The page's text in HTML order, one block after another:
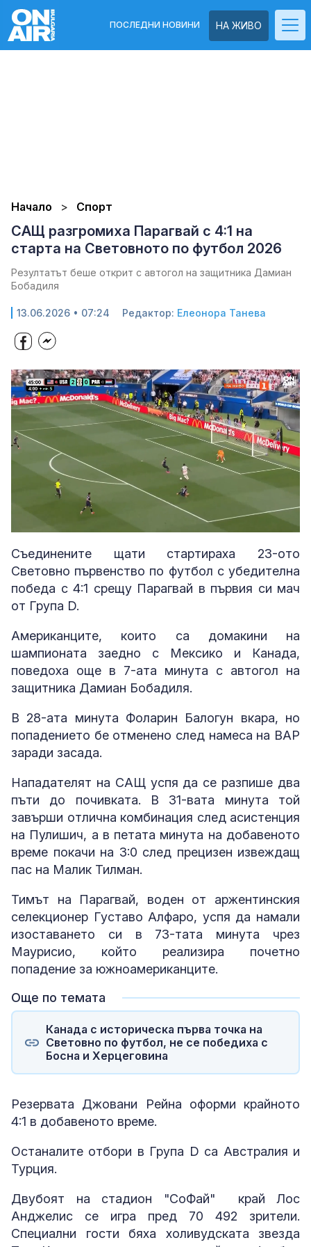
НА ЖИВО
ПОСЛЕДНИ НОВИНИ
Начало Спорт
САЩ разгромиха Парагвай с 4:1 на
старта на Световното по футбол 2026
Резултатът беше открит с автогол на защитника Дамиан
Бобадиля
13.06.2026 • 07:24 Редактор: Елеонора Танева
Съединените щати стартираха 23-ото
Световно първенство по футбол с убедителна
победа с 4:1 срещу Парагвай в първия си мач
от Група D.
Американците, които са домакини на
шампионата заедно с Мексико и Канада,
поведоха още в 7-ата минута с автогол на
защитника Дамиан Бобадиля.
В 28-ата минута Фоларин Балогун вкара, но
попадението бе отменено след намеса на ВАР
заради засада.
Нападателят на САЩ успя да се разпише два
пъти до почивката. В 31-вата минута той
завърши отлична комбинация след асистенция
на Пулишич, а в петата минута на добавеното
време покачи на 3:0 след прецизен извеждащ
пас на Малик Тилман.
Тимът на Парагвай, воден от аржентинския
селекционер Густаво Алфаро, успя да намали
изоставането си в 73-тата минута чрез
Маурисио, който реализира почетно
попадение за южноамериканците.
Още по темата
Канада с историческа първа точка на
Световно по футбол, не се победиха с
Босна и Херцеговина
Резервата Джовани Рейна оформи крайното
4:1 в добавеното време.
Останалите отбори в Група D са Австралия и
Турция.
Двубоят на стадион "СоФай" край Лос
Анджелис се игра пред 70 492 зрители.
Специални гости бяха холивудската звезда